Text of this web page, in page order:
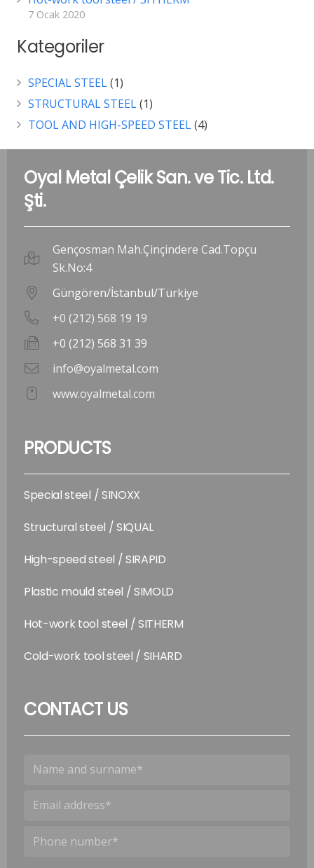
7 Ocak 2020
Kategoriler
SPECIAL STEEL(1)
STRUCTURAL STEEL(1)
TOOL AND HIGH-SPEED STEEL(4)
Oyal Metal Çelik San. ve Tic. Ltd.
Şti.
Gençosman Mah.Çinçindere Cad.Topçu
Sk.No:4
Güngören/İstanbul/Türkiye
+0 (212) 568 19 19
+0 (212) 568 31 39
info@oyalmetal.com
www.oyalmetal.com
PRODUCTS
Special steel / SINOXX
Structural steel / SIQUAL
High-speed steel / SIRAPID
Plastic mould steel / SIMOLD
Hot-work tool steel / SITHERM
Cold-work tool steel / SIHARD
CONTACT US